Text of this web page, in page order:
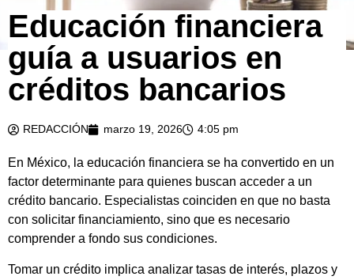
Educación financiera
guía a usuarios en
créditos bancarios
REDACCIÓN marzo 19, 2026 4:05 pm
En México, la educación financiera se ha convertido en un
factor determinante para quienes buscan acceder a un
crédito bancario. Especialistas coinciden en que no basta
con solicitar financiamiento, sino que es necesario
comprender a fondo sus condiciones.
Tomar un crédito implica analizar tasas de interés, plazos y